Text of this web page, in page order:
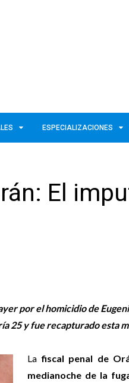
ESPECIALIZACIONES
El
por el homicidio de
25 y fue recapturado esta
Lafiscal penal de
medianoche de la